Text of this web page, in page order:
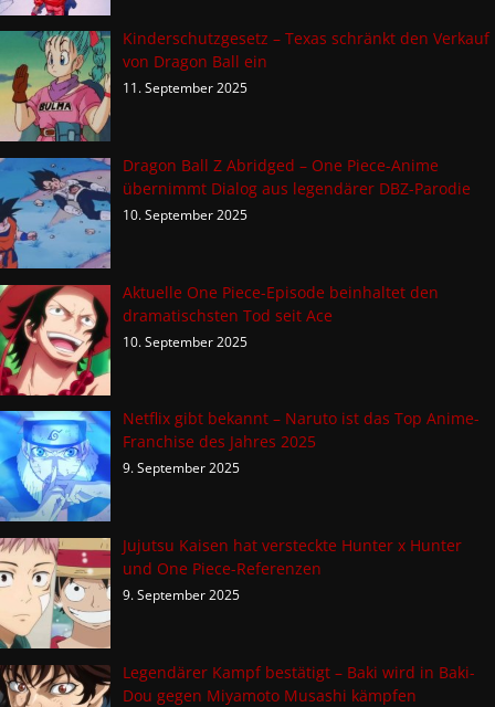
Kinderschutzgesetz – Texas schränkt den Verkauf
von Dragon Ball ein
11. September 2025
Dragon Ball Z Abridged – One Piece-Anime
übernimmt Dialog aus legendärer DBZ-Parodie
10. September 2025
Aktuelle One Piece-Episode beinhaltet den
dramatischsten Tod seit Ace
10. September 2025
Netflix gibt bekannt – Naruto ist das Top Anime-
Franchise des Jahres 2025
9. September 2025
Jujutsu Kaisen hat versteckte Hunter x Hunter
und One Piece-Referenzen
9. September 2025
Legendärer Kampf bestätigt – Baki wird in Baki-
Dou gegen Miyamoto Musashi kämpfen